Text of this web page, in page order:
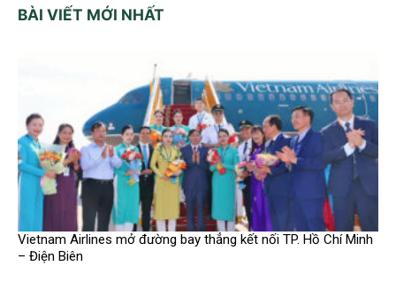
BÀI VIẾT MỚI NHẤT
Vietnam Airlines mở đường bay thẳng kết nối TP. Hồ Chí Minh
– Điện Biên